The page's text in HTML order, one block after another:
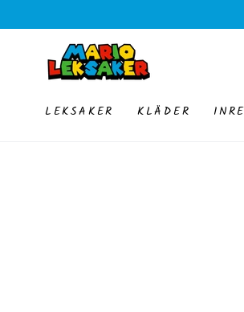
LEKSAKER KLÄDER